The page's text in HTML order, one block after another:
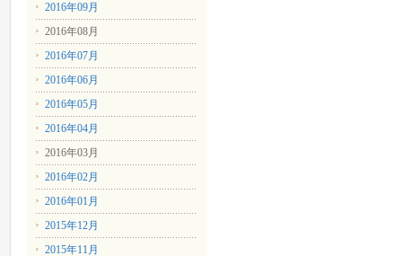
2016年09月
2016年08月
2016年07月
2016年06月
2016年05月
2016年04月
2016年03月
2016年02月
2016年01月
2015年12月
2015年11月